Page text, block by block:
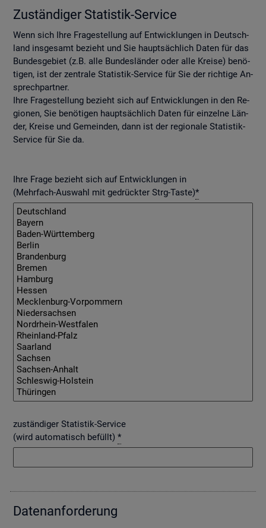
Zu­stän­di­ger Sta­tis­tik-Ser­vice
Wenn sich Ihre Fra­ge­stel­lung auf Ent­wick­lun­gen in Deutsch­
land ins­ge­samt be­zieht und Sie haupt­säch­lich Daten für das
Bun­des­ge­biet (z.B. alle Bun­des­län­der oder alle Krei­se) be­nö­
ti­gen, ist der zen­tra­le Sta­tis­tik-Ser­vice für Sie der rich­ti­ge An­
sprech­part­ner.
Ihre Fra­ge­stel­lung be­zieht sich auf Ent­wick­lun­gen in den Re­
gio­nen, Sie be­nö­ti­gen haupt­säch­lich Daten für ein­zel­ne Län­
der, Krei­se und Ge­mein­den, dann ist der re­gio­na­le Sta­tis­tik-
Ser­vice für Sie da.
Ihre Frage bezieht sich auf Entwicklungen in
(Mehrfach-Auswahl mit gedrückter Strg-Taste)*
zuständiger Statistik-Service
(wird automatisch befüllt) *
Da­ten­an­for­de­rung